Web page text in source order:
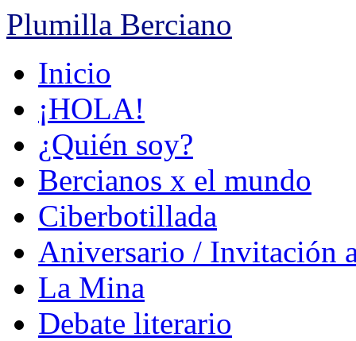
Plumilla Berciano
contenidoInicio
¡HOLA!
¿Quién soy?
Bercianos x el mundo
Ciberbotillada
Aniversario / Invitación
La Mina
Debate literario